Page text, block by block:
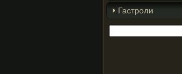
Гастроли